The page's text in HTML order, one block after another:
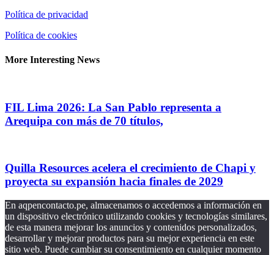
Política de privacidad
Política de cookies
More Interesting News
FIL Lima 2026: La San Pablo representa a
Arequipa con más de 70 títulos,
Quilla Resources acelera el crecimiento de Chapi y
proyecta su expansión hacia finales de 2029
En aqpencontacto.pe, almacenamos o accedemos a información en
un dispositivo electrónico utilizando cookies y tecnologías similares,
de esta manera mejorar los anuncios y contenidos personalizados,
desarrollar y mejorar productos para su mejor experiencia en este
sitio web. Puede cambiar su consentimiento en cualquier momento